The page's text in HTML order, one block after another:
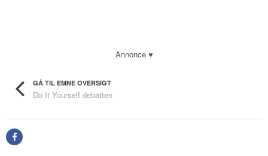
Annonce ♥
GÅ TIL EMNE OVERSIGT
Do It Yourself debatten